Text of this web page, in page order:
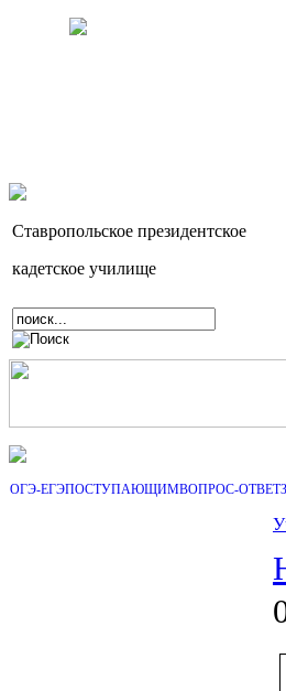
Ставропольское президентское
кадетское училище
ОГЭ-ЕГЭПОСТУПАЮЩИМВОПРОС-ОТВЕТ